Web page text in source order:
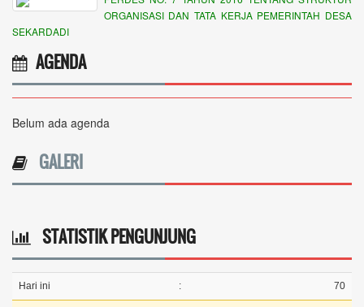
ORGANISASI DAN TATA KERJA PEMERINTAH DESA
SEKARDADI
AGENDA
Belum ada agenda
GALERI
STATISTIK PENGUNJUNG
Hari ini : 70